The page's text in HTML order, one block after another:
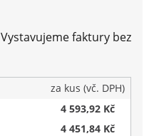
Vystavujeme faktury bez
za kus (vč. DPH)
4 593,92 Kč
4 451,84 Kč